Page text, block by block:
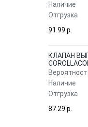
Наличие
Отгрузка
91.99 p.
КЛАПАН
Наличие
Отгрузка
87.29 p.